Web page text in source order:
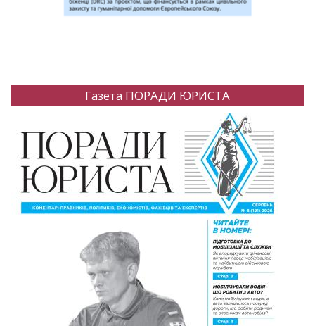
Газета ПОРАДИ ЮРИСТА